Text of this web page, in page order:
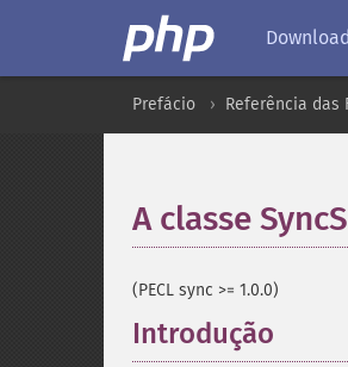
Prefácio Referência das
A classe
(PECL sync >= 1.0.0)
Introdução